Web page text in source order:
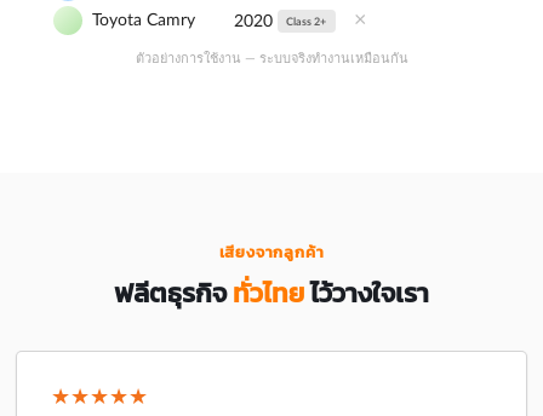
Toyota Camry 2020 Class 2+ ×
ตัวอย่างการใช้งาน — ระบบจริงทำงานเหมือนกัน
เสียงจากลูกค้า
ฟลีตธุรกิจทั่วไทยไว้วางใจเรา
★★★★★